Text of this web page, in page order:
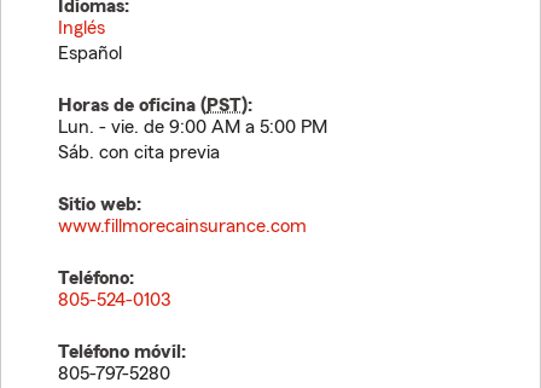
Idiomas:
Inglés
Español
Horas de oficina (PST):
Lun. - vie. de 9:00 AM a 5:00 PM
Sáb. con cita previa
Sitio web:
www.fillmorecainsurance.com
Teléfono:
805-524-0103
Teléfono móvil:
805-797-5280